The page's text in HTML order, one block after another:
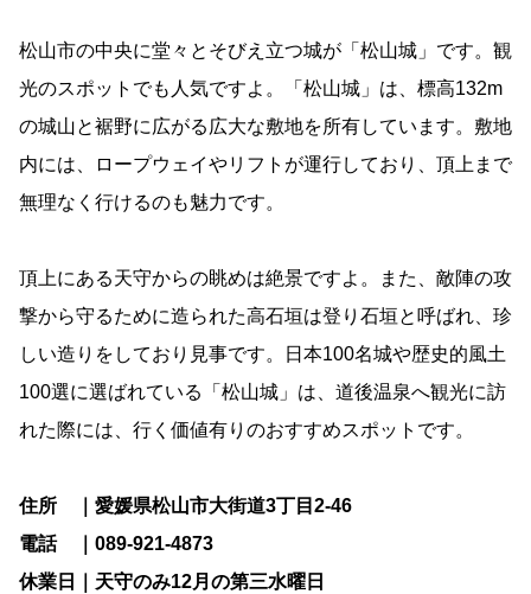
松山市の中央に堂々とそびえ立つ城が「松山城」です。観
光のスポットでも人気ですよ。「松山城」は、標高132m
の城山と裾野に広がる広大な敷地を所有しています。敷地
内には、ロープウェイやリフトが運行しており、頂上まで
無理なく行けるのも魅力です。
頂上にある天守からの眺めは絶景ですよ。また、敵陣の攻
撃から守るために造られた高石垣は登り石垣と呼ばれ、珍
しい造りをしており見事です。日本100名城や歴史的風土
100選に選ばれている「松山城」は、道後温泉へ観光に訪
れた際には、行く価値有りのおすすめスポットです。
住所 ｜愛媛県松山市大街道3丁目2-46
電話 ｜089-921-4873
休業日｜天守のみ12月の第三水曜日